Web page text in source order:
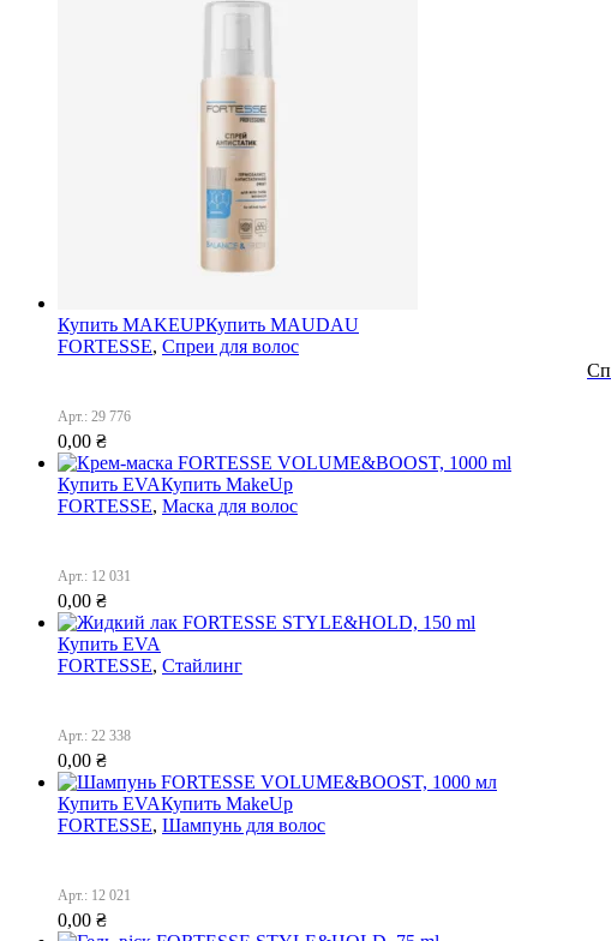
Купить MAKEUPКупить MAUDAU
FORTESSE, Спреи для волос
Арт.: 29 776
0,00 ₴
Купить EVAКупить MakeUp
FORTESSE, Маска для волос
Арт.: 12 031
0,00 ₴
Купить EVA
FORTESSE, Стайлинг
Арт.: 22 338
0,00 ₴
Купить EVAКупить MakeUp
FORTESSE, Шампунь для волос
Арт.: 12 021
0,00 ₴